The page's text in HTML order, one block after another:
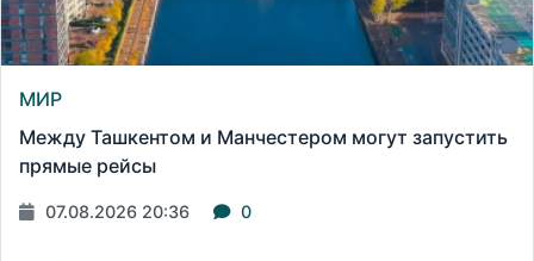
МИР
Между Ташкентом и Манчестером могут запустить
прямые рейсы
07.08.2026 20:36 0